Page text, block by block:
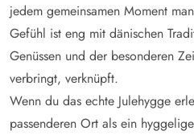
jedem gemeinsamen Moment
Gefühl ist eng mit dänischen
Genüssen und der besonderen
verbringt, verknüpft.
Wenn du das echte Julehygge
passenderen Ort als ein